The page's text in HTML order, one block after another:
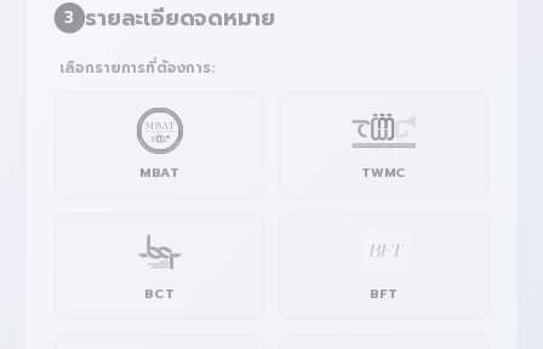
3 รายละเอียดจดหมาย
เลือกรายการที่ต้องการ:
MBAT TWMC
BCT BFT